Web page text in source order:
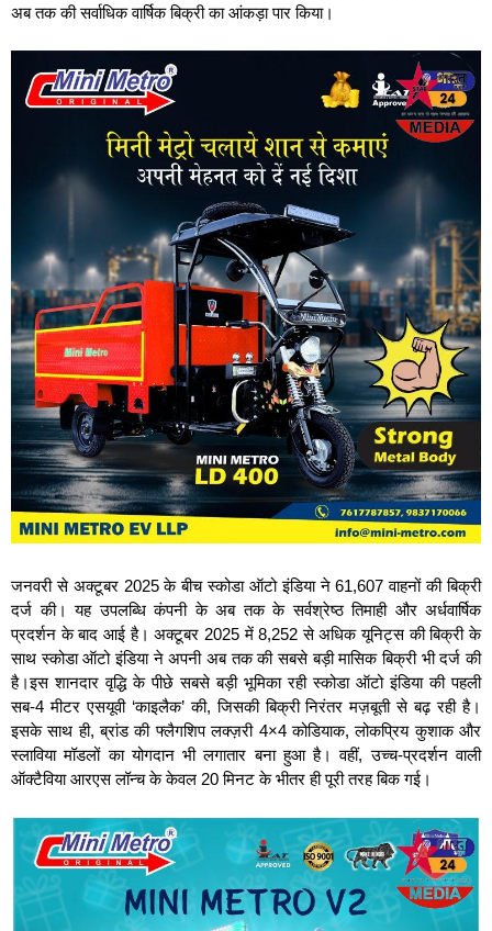
अब तक की सर्वाधिक वार्षिक बिक्री का आंकड़ा पार किया।
जनवरी से अक्टूबर 2025 के बीच स्‍कोडा ऑटो इंडिया ने 61,607 वाहनों की बिक्री
दर्ज की। यह उपलब्धि कंपनी के अब तक के सर्वश्रेष्ठ तिमाही और अर्धवार्षिक
प्रदर्शन के बाद आई है। अक्टूबर 2025 में 8,252 से अधिक यूनिट्स की बिक्री के
साथ स्‍कोडा ऑटो इंडिया ने अपनी अब तक की सबसे बड़ी मासिक बिक्री भी दर्ज की
है।इस शानदार वृद्धि के पीछे सबसे बड़ी भूमिका रही स्‍कोडा ऑटो इंडिया की पहली
सब-4 मीटर एसयूवी ‘काइलैक’ की, जिसकी बिक्री निरंतर मज़बूती से बढ़ रही है।
इसके साथ ही, ब्रांड की फ्लैगशिप लक्ज़री 4×4 कोडियाक, लोकप्रिय कुशाक और
स्‍लाविया मॉडलों का योगदान भी लगातार बना हुआ है। वहीं, उच्च-प्रदर्शन वाली
ऑक्‍टैविया आरएस लॉन्च के केवल 20 मिनट के भीतर ही पूरी तरह बिक गई।